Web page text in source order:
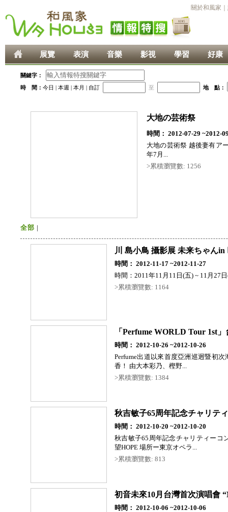
關於和風家
展覽 表演 音樂 影視 學習 好康
關鍵字：
時 間： 今日 | 本週 | 本月 | 自訂 至 地 點：
大地の芸術祭
時間： 2012-07-29 ~2012-
大地の芸術祭 越後妻有ア
年7月...
>累積瀏覽數: 1256
全部 |
川 島小鳥 攝影展 未来ちゃん
時間： 2012-11-17 ~2012-11-27
時間：2011年11月11日(五) ~ 11月27
>累積瀏覽數: 1164
「Perfume WORLD Tour 1st
時間： 2012-10-26 ~2012-10-26
Perfume出道以來首度亞洲巡迥暨初
香！ 由大本彩乃、樫野...
>累積瀏覽數: 1384
秋吉敏子65周年記念チャリテ
時間： 2012-10-20 ~2012-10-20
秋吉敏子65周年記念チャリティーコ
望HOPE 場所ー東京オペラ...
>累積瀏覽數: 813
初音未來10月台灣首次演唱會
時間： 2012-10-06 ~2012-10-06